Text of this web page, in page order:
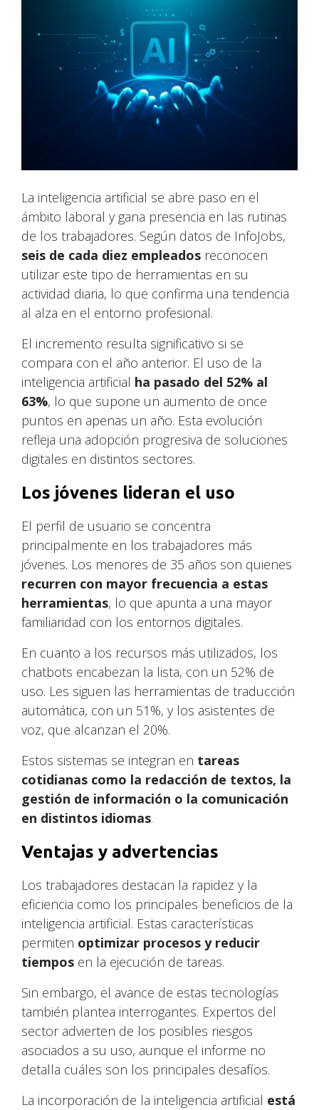
La inteligencia artificial se abre paso en el
ámbito laboral y gana presencia en las rutinas
de los trabajadores. Según datos de InfoJobs,
seis de cada diez empleados reconocen
utilizar este tipo de herramientas en su
actividad diaria, lo que confirma una tendencia
al alza en el entorno profesional.
El incremento resulta significativo si se
compara con el año anterior. El uso de la
inteligencia artificial ha pasado del 52% al
63%, lo que supone un aumento de once
puntos en apenas un año. Esta evolución
refleja una adopción progresiva de soluciones
digitales en distintos sectores.
Los jóvenes lideran el uso
El perfil de usuario se concentra
principalmente en los trabajadores más
jóvenes. Los menores de 35 años son quienes
recurren con mayor frecuencia a estas
herramientas, lo que apunta a una mayor
familiaridad con los entornos digitales.
En cuanto a los recursos más utilizados, los
chatbots encabezan la lista, con un 52% de
uso. Les siguen las herramientas de traducción
automática, con un 51%, y los asistentes de
voz, que alcanzan el 20%.
Estos sistemas se integran en tareas
cotidianas como la redacción de textos, la
gestión de información o la comunicación
en distintos idiomas.
Ventajas y advertencias
Los trabajadores destacan la rapidez y la
eficiencia como los principales beneficios de la
inteligencia artificial. Estas características
permiten optimizar procesos y reducir
tiempos en la ejecución de tareas.
Sin embargo, el avance de estas tecnologías
también plantea interrogantes. Expertos del
sector advierten de los posibles riesgos
asociados a su uso, aunque el informe no
detalla cuáles son los principales desafíos.
La incorporación de la inteligencia artificial está